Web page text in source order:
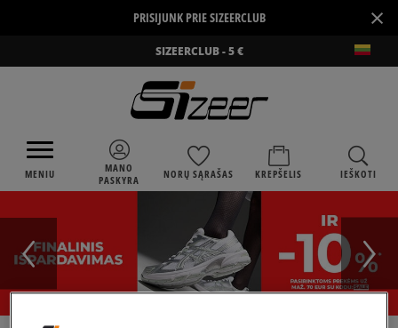
PRISIJUNK PRIE SIZEERCLUB ×
SIZEERCLUB - 5 €
MENIU
MANO
PASKYRA
NORŲ SĄRAŠAS KREPŠELIS IEŠKOTI